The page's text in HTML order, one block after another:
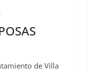
de Villa